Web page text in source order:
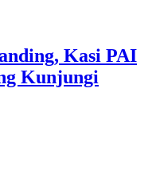
Kasi PAI
Kunjungi